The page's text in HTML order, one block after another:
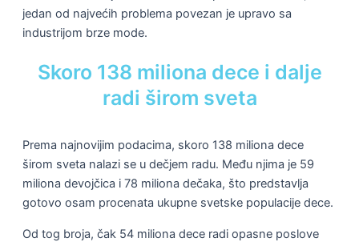
jedan od najvećih problema povezan je upravo sa
industrijom brze mode.
Skoro 138 miliona dece i dalje
radi širom sveta
Prema najnovijim podacima, skoro 138 miliona dece
širom sveta nalazi se u dečjem radu. Među njima je 59
miliona devojčica i 78 miliona dečaka, što predstavlja
gotovo osam procenata ukupne svetske populacije dece.
Od tog broja, čak 54 miliona dece radi opasne poslove